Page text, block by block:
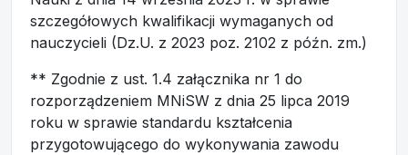
szczegółowych kwalifikacji wymaganych od
nauczycieli (Dz.U. z 2023 poz. 2102 z późn. zm.)
** Zgodnie z ust. 1.4 załącznika nr 1 do
rozporządzeniem MNiSW z dnia 25 lipca 2019
roku w sprawie standardu kształcenia
przygotowującego do wykonywania zawodu